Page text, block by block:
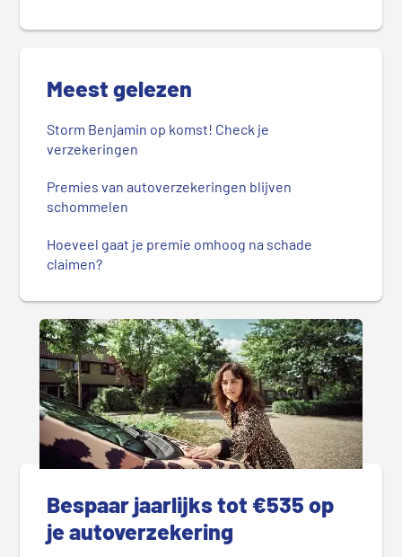
Meest gelezen
Storm Benjamin op komst! Check je
verzekeringen
Premies van autoverzekeringen blijven
schommelen
Hoeveel gaat je premie omhoog na schade
claimen?
Bespaar jaarlijks tot €535 op
je autoverzekering